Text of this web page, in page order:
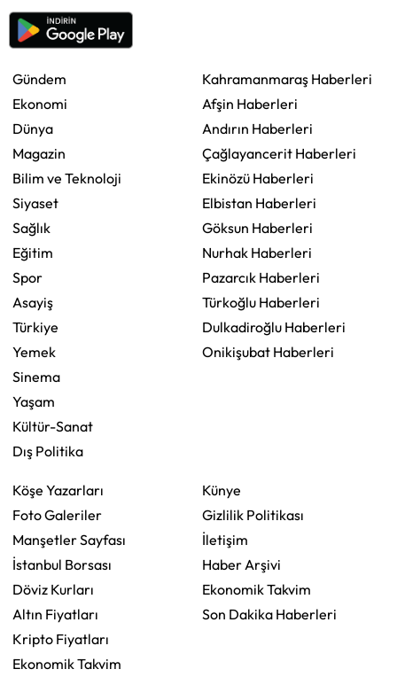
Gündem
Ekonomi
Dünya
Magazin
Bilim ve Teknoloji
Siyaset
Sağlık
Eğitim
Spor
Asayiş
Türkiye
Yemek
Sinema
Yaşam
Kültür-Sanat
Dış Politika
Kahramanmaraş Haberleri
Afşin Haberleri
Andırın Haberleri
Çağlayancerit Haberleri
Ekinözü Haberleri
Elbistan Haberleri
Göksun Haberleri
Nurhak Haberleri
Pazarcık Haberleri
Türkoğlu Haberleri
Dulkadiroğlu Haberleri
Onikişubat Haberleri
Köşe Yazarları
Foto Galeriler
Manşetler Sayfası
İstanbul Borsası
Döviz Kurları
Altın Fiyatları
Kripto Fiyatları
Ekonomik Takvim
Künye
Gizlilik Politikası
İletişim
Haber Arşivi
Ekonomik Takvim
Son Dakika Haberleri